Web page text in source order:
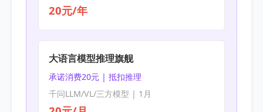
20元/年
大语言模型推理旗舰
承诺消费20元 | 抵扣推理
千问LLM/VL/三方模型 | 1月